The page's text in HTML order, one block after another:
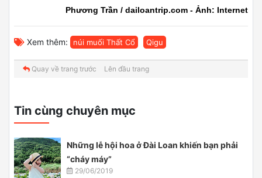
Phương Trần / dailoantrip.com - Ảnh: Internet
Xem thêm: núi muối Thất Cổ Qigu
Quay về trang trước Lên đầu trang
Tin cùng chuyên mục
Những lễ hội hoa ở Đài Loan khiến bạn phải
“cháy máy”
29/06/2019